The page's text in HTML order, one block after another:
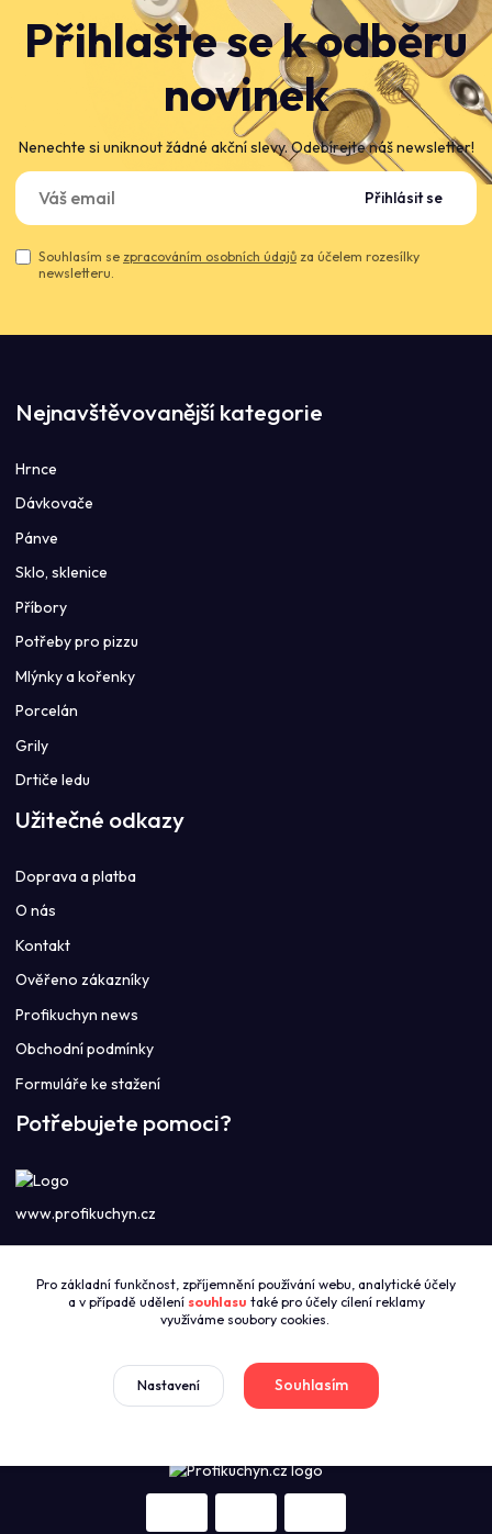
Přihlašte se k odběru
novinek
Nenechte si uniknout žádné akční slevy. Odebírejte náš newsletter!
Přihlásit se
Souhlasím se zpracováním osobních údajů za účelem rozesílky
newsletteru.
Nejnavštěvovanější kategorie
Hrnce
Dávkovače
Pánve
Sklo, sklenice
Příbory
Potřeby pro pizzu
Mlýnky a kořenky
Porcelán
Grily
Drtiče ledu
Užitečné odkazy
Doprava a platba
O nás
Kontakt
Ověřeno zákazníky
Profikuchyn news
Obchodní podmínky
Formuláře ke stažení
Potřebujete pomoci?
www.profikuchyn.cz
+420774421626
(Po-Pá 8:00-16:00)
sales@profikuchyn.cz
Pro základní funkčnost, zpříjemnění používání webu, analytické účely
a v případě udělení souhlasu také pro účely cílení reklamy
využíváme soubory cookies.
Nastavení Souhlasím